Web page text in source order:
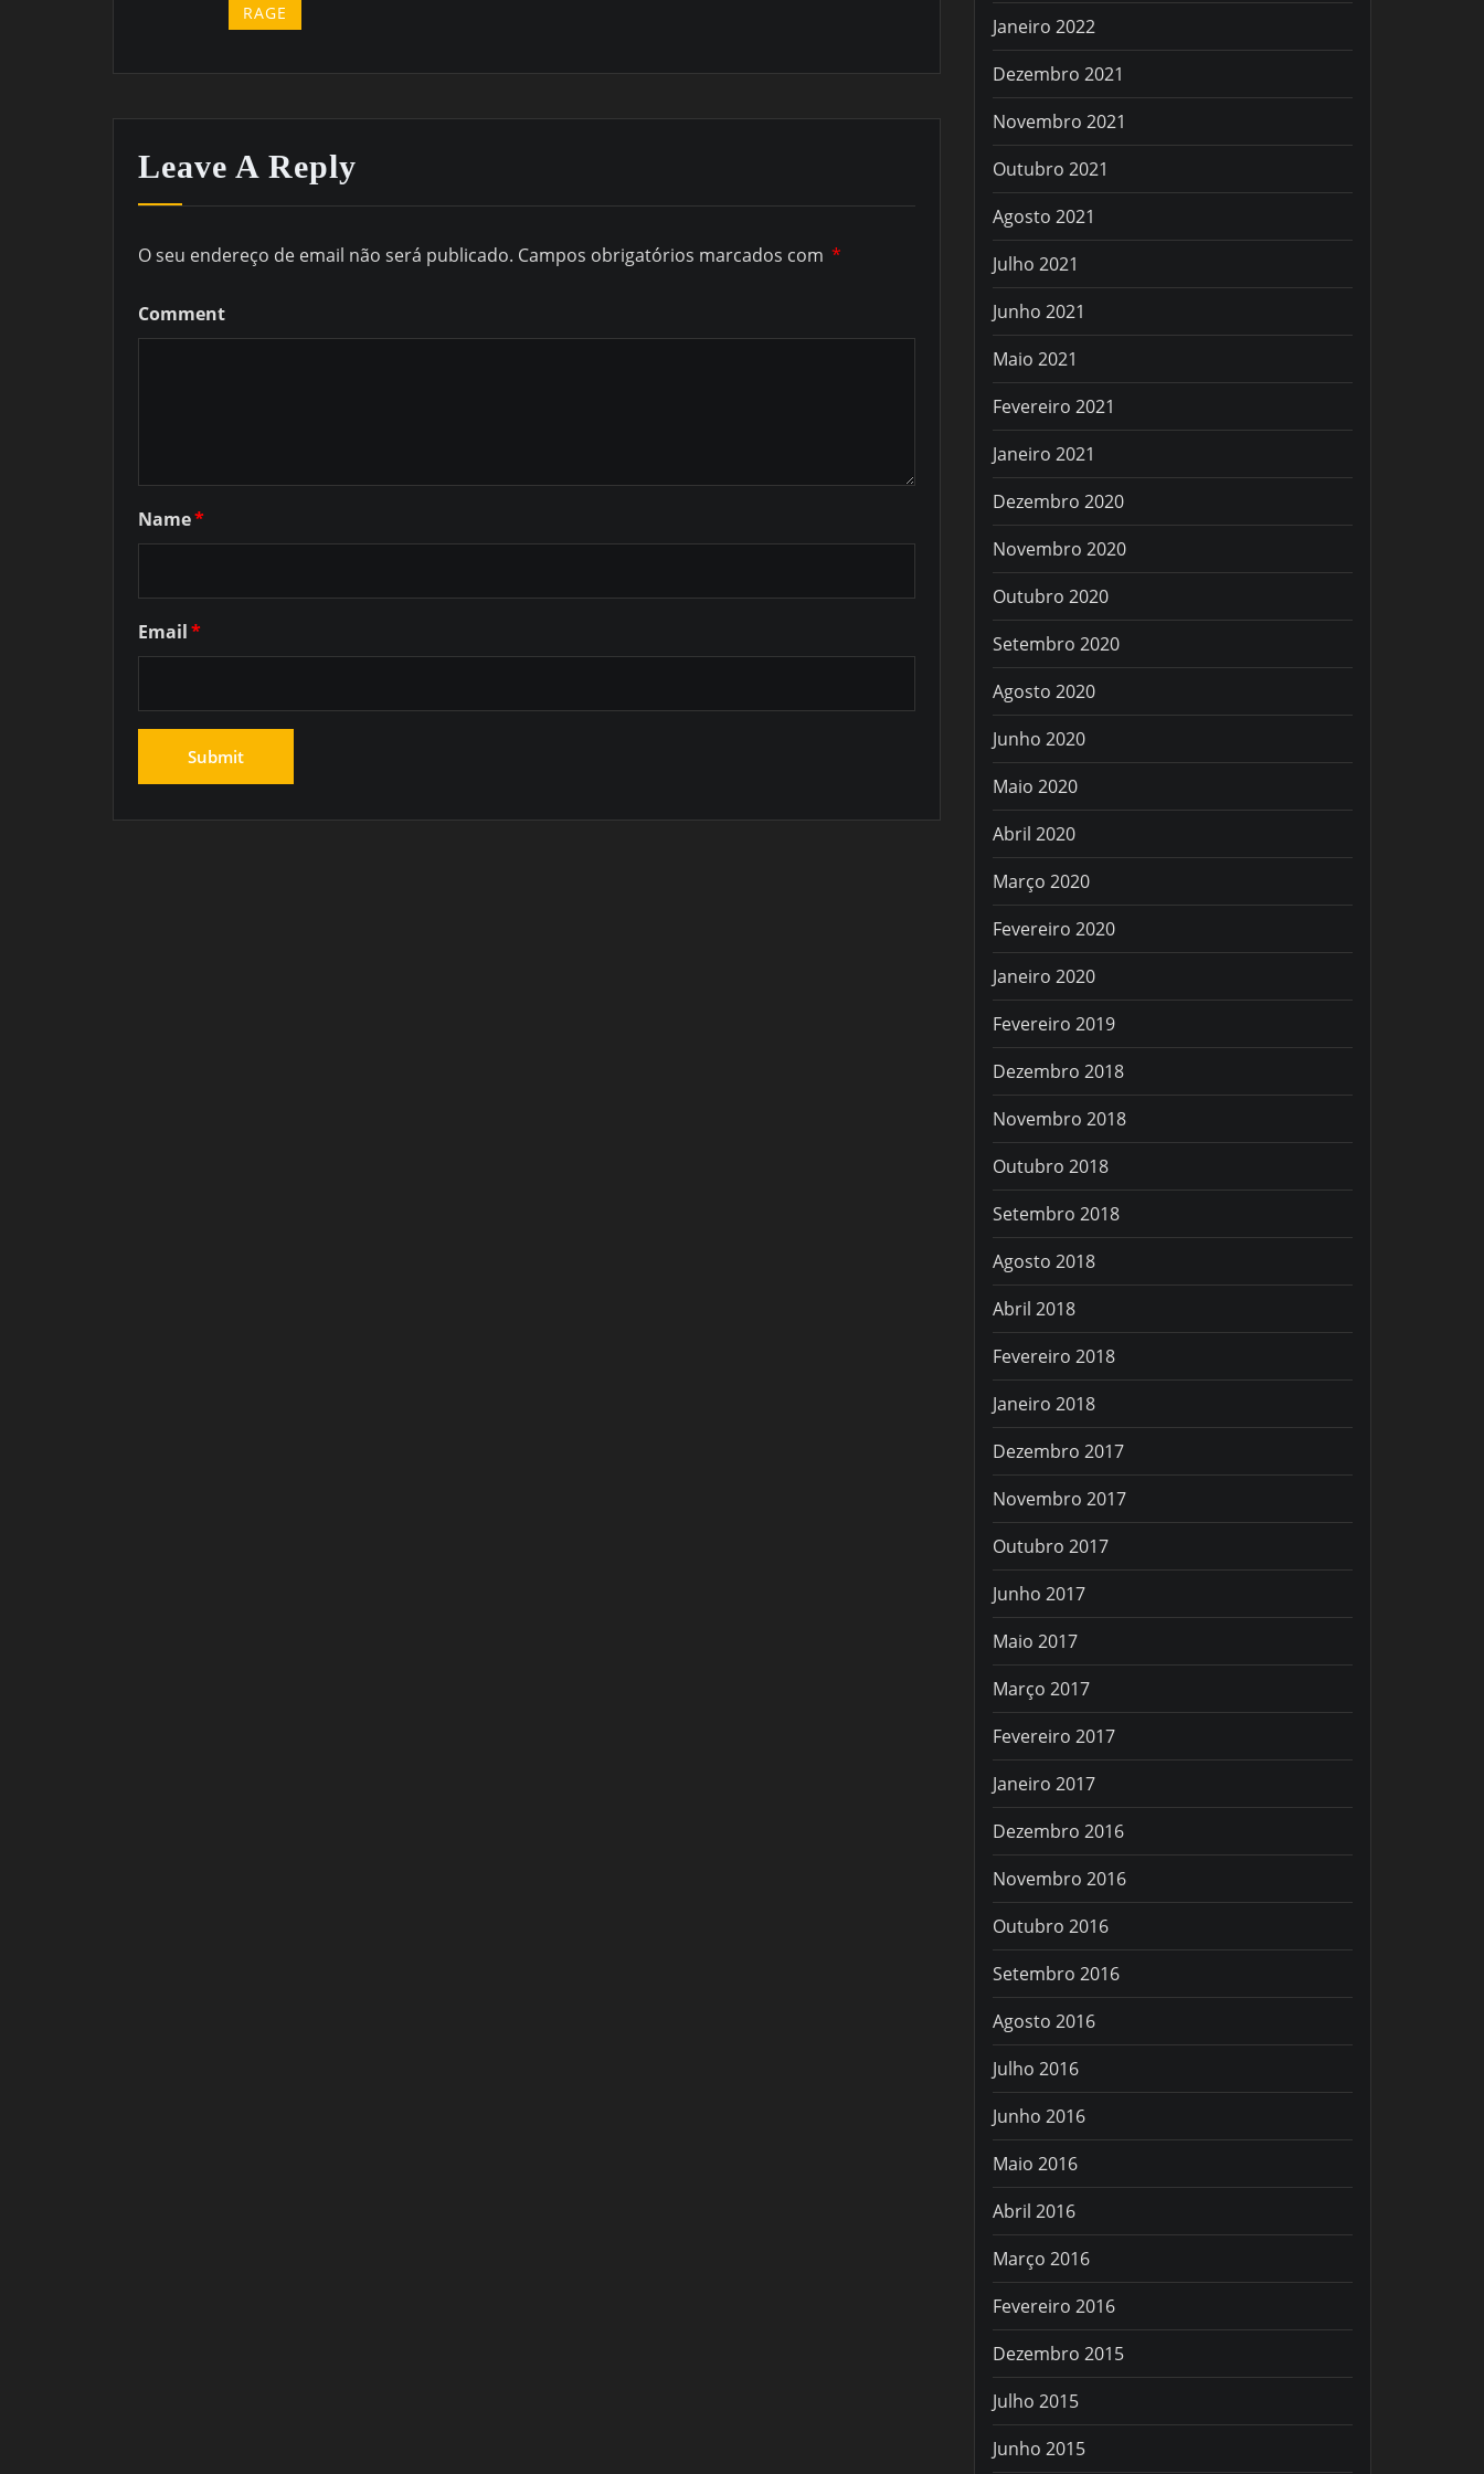
RAGE
Leave A Reply
O seu endereço de email não será publicado. Campos obrigatórios marcados com *
Comment
Name*
Email*
Janeiro 2022
Dezembro 2021
Novembro 2021
Outubro 2021
Agosto 2021
Julho 2021
Junho 2021
Maio 2021
Fevereiro 2021
Janeiro 2021
Dezembro 2020
Novembro 2020
Outubro 2020
Setembro 2020
Agosto 2020
Junho 2020
Maio 2020
Abril 2020
Março 2020
Fevereiro 2020
Janeiro 2020
Fevereiro 2019
Dezembro 2018
Novembro 2018
Outubro 2018
Setembro 2018
Agosto 2018
Abril 2018
Fevereiro 2018
Janeiro 2018
Dezembro 2017
Novembro 2017
Outubro 2017
Junho 2017
Maio 2017
Março 2017
Fevereiro 2017
Janeiro 2017
Dezembro 2016
Novembro 2016
Outubro 2016
Setembro 2016
Agosto 2016
Julho 2016
Junho 2016
Maio 2016
Abril 2016
Março 2016
Fevereiro 2016
Dezembro 2015
Julho 2015
Junho 2015